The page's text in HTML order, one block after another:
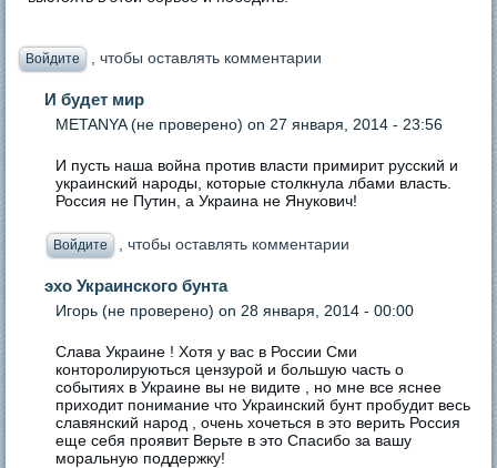
Войдите , чтобы оставлять комментарии
И будет мир
METANYA (не проверено) on 27 января, 2014 - 23:56
И пусть наша война против власти примирит русский и
украинский народы, которые столкнула лбами власть.
Россия не Путин, а Украина не Янукович!
Войдите , чтобы оставлять комментарии
эхо Украинского бунта
Игорь (не проверено) on 28 января, 2014 - 00:00
Слава Украине ! Хотя у вас в России Сми
конторолируються цензурой и большую часть о
событиях в Украине вы не видите , но мне все яснее
приходит понимание что Украинский бунт пробудит весь
славянский народ , очень хочеться в это верить Россия
еще себя проявит Верьте в это Спасибо за вашу
моральную поддержку!